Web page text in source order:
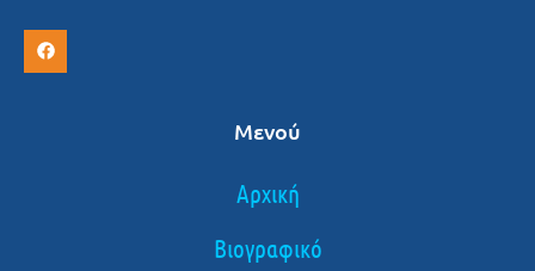
Μενού
Αρχική
Βιογραφικό